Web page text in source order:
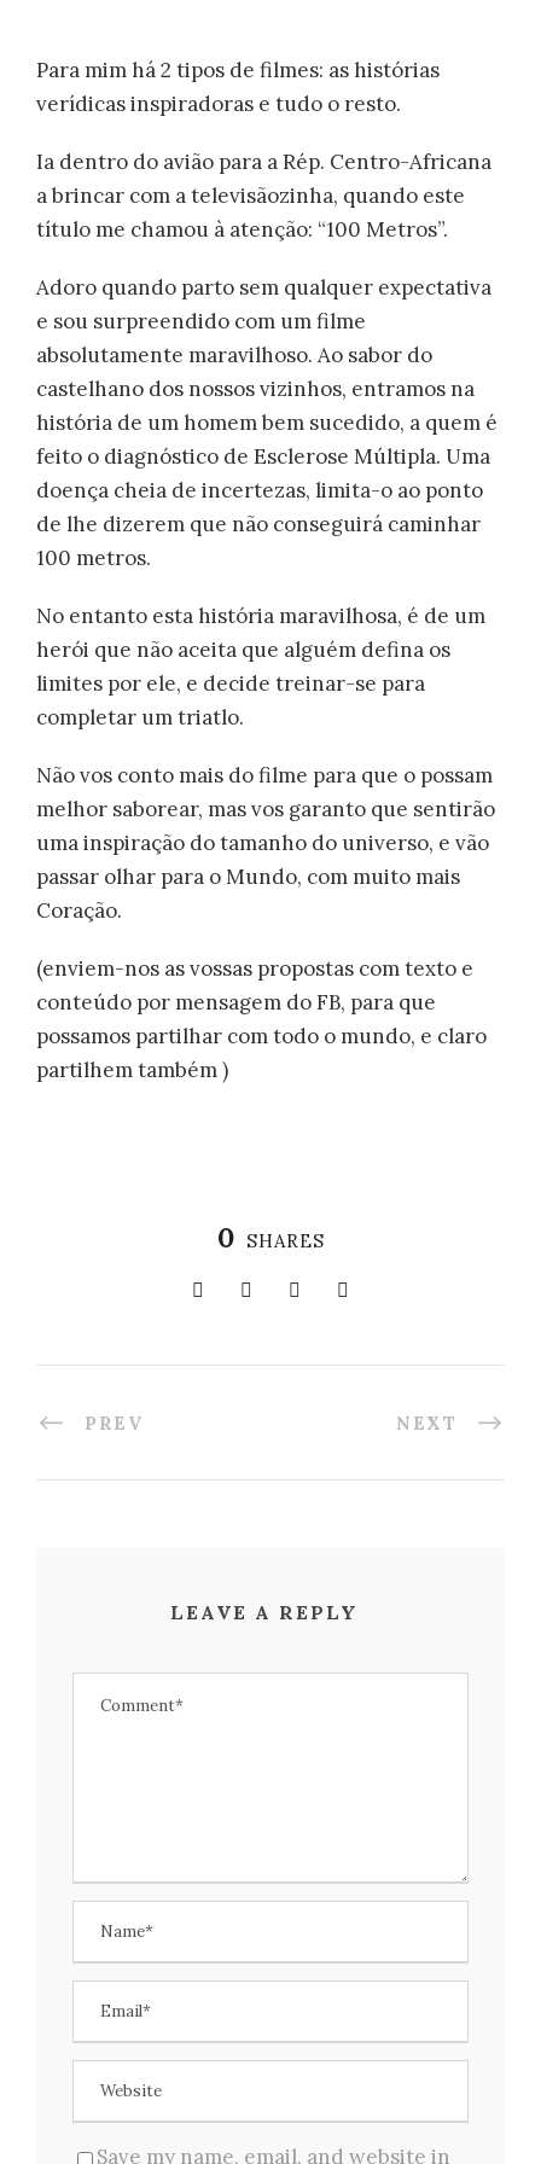
Para mim há 2 tipos de filmes: as histórias
verídicas inspiradoras e tudo o resto.
Ia dentro do avião para a Rép. Centro-Africana
a brincar com a televisãozinha, quando este
título me chamou à atenção: “100 Metros”.
Adoro quando parto sem qualquer expectativa
e sou surpreendido com um filme
absolutamente maravilhoso. Ao sabor do
castelhano dos nossos vizinhos, entramos na
história de um homem bem sucedido, a quem é
feito o diagnóstico de Esclerose Múltipla. Uma
doença cheia de incertezas, limita-o ao ponto
de lhe dizerem que não conseguirá caminhar
100 metros.
No entanto esta história maravilhosa, é de um
herói que não aceita que alguém defina os
limites por ele, e decide treinar-se para
completar um triatlo.
Não vos conto mais do filme para que o possam
melhor saborear, mas vos garanto que sentirão
uma inspiração do tamanho do universo, e vão
passar olhar para o Mundo, com muito mais
Coração.
(enviem-nos as vossas propostas com texto e
conteúdo por mensagem do FB, para que
possamos partilhar com todo o mundo, e claro
partilhem também )
0 SHARES
PREV NEXT
LEAVE A REPLY
Save my name, email, and website in